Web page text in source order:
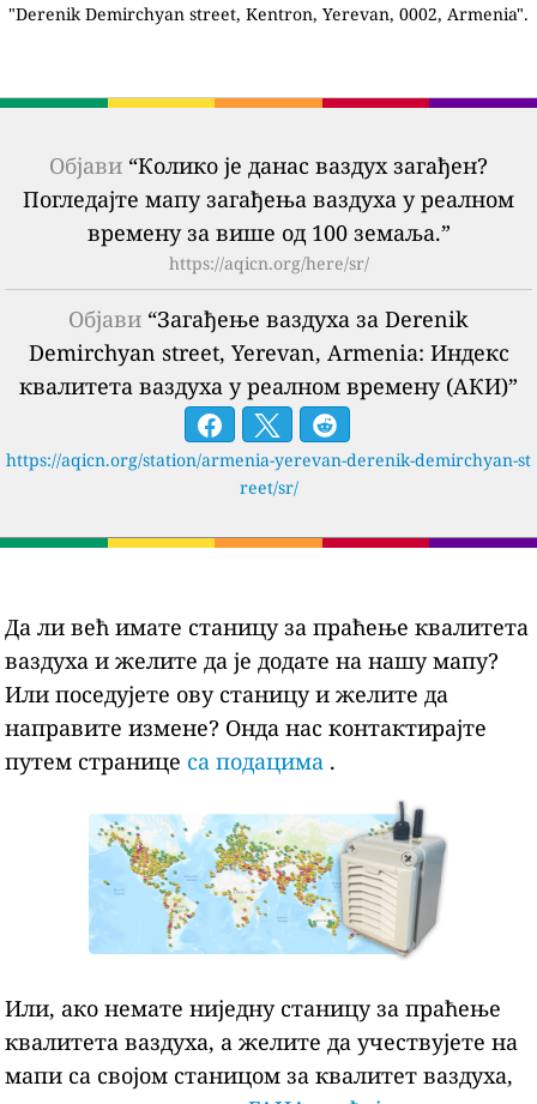
"Derenik Demirchyan street, Kentron, Yerevan, 0002, Armenia".
Објави “Колико је данас ваздух загађен?
Погледајте мапу загађења ваздуха у реалном
времену за више од 100 земаља.”
https://aqicn.org/here/sr/
Објави “Загађење ваздуха за Derenik
Demirchyan street, Yerevan, Armenia: Индекс
квалитета ваздуха у реалном времену (АКИ)”
https://aqicn.org/station/armenia-yerevan-derenik-demirchyan-st
reet/sr/
Да ли већ имате станицу за праћење квалитета
ваздуха и желите да је додате на нашу мапу?
Или поседујете ову станицу и желите да
направите измене? Онда нас контактирајте
путем странице са подацима .
Или, ако немате ниједну станицу за праћење
квалитета ваздуха, а желите да учествујете на
мапи са својом станицом за квалитет ваздуха,